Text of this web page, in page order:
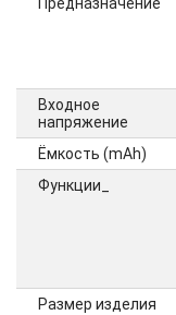
Входное
напряжение
Ёмкость (mAh)
Функции_
Размер изделия